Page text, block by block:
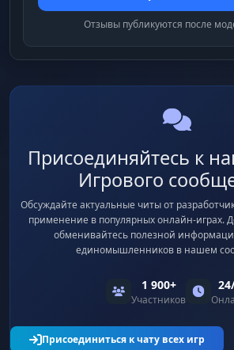
Отзывы публикуются после
Присоединяйтесь к
Игрового
Обсуждайте актуальные читы от
применение в популярных онлайн-играх.
обменивайтесь полезной
единомышленников в нашем
1 900+
Участников
Присоединиться к чату всех игр